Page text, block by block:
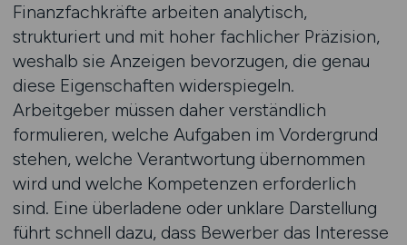
Finanzfachkräfte arbeiten analytisch,
strukturiert und mit hoher fachlicher Präzision,
weshalb sie Anzeigen bevorzugen, die genau
diese Eigenschaften widerspiegeln.
Arbeitgeber müssen daher verständlich
formulieren, welche Aufgaben im Vordergrund
stehen, welche Verantwortung übernommen
wird und welche Kompetenzen erforderlich
sind. Eine überladene oder unklare Darstellung
führt schnell dazu, dass Bewerber das Interesse